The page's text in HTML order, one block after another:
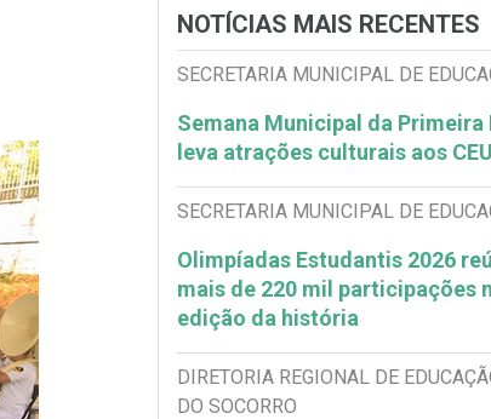
NOTÍCIAS MAIS RECENTES
SECRETARIA MUNICIPAL DE
Semana Municipal da Primeira
leva atrações culturais aos
SECRETARIA MUNICIPAL DE
Olimpíadas Estudantis 2026
mais de 220 mil participações
edição da história
DIRETORIA REGIONAL DE
DO SOCORRO